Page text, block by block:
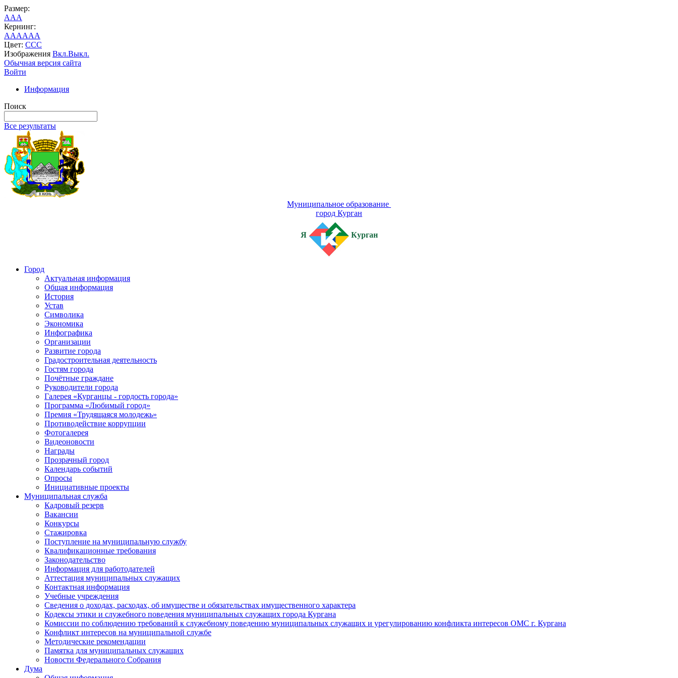
Размер:
AAA
Кернинг:
AAAAAA
Цвет: CCC
Изображения Вкл.Выкл.
Обычная версия сайта
Войти
Информация
Поиск
Все результаты
Муниципальное образование
город Курган
Я Курган
Город
Актуальная информация
Общая информация
История
Устав
Символика
Экономика
Инфографика
Организации
Развитие города
Градостроительная деятельность
Гостям города
Почётные граждане
Руководители города
Галерея «Курганцы - гордость города»
Программа «Любимый город»
Премия «Трудящаяся молодежь»
Противодействие коррупции
Фотогалерея
Видеоновости
Награды
Прозрачный город
Календарь событий
Опросы
Инициативные проекты
Муниципальная служба
Кадровый резерв
Вакансии
Конкурсы
Стажировка
Поступление на муниципальную службу
Квалификационные требования
Законодательство
Информация для работодателей
Аттестация муниципальных служащих
Контактная информация
Учебные учреждения
Сведения о доходах, расходах, об имуществе и обязательствах имущественного характера
Кодексы этики и служебного поведения муниципальных служащих города Кургана
Комиссии по соблюдению требований к служебному поведению муниципальных служащих и урегулированию конфликта интересов ОМС г. Кургана
Конфликт интересов на муниципальной службе
Методические рекомендации
Памятка для муниципальных служащих
Новости Федерального Cобрания
Дума